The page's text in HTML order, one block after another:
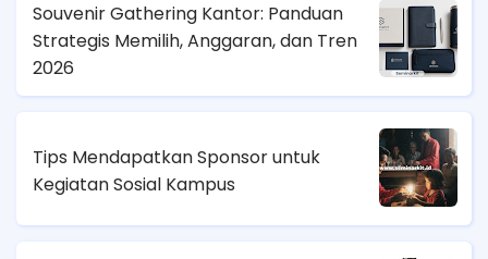
Souvenir Gathering Kantor: Panduan
Strategis Memilih, Anggaran, dan Tren
2026
Tips Mendapatkan Sponsor untuk
Kegiatan Sosial Kampus